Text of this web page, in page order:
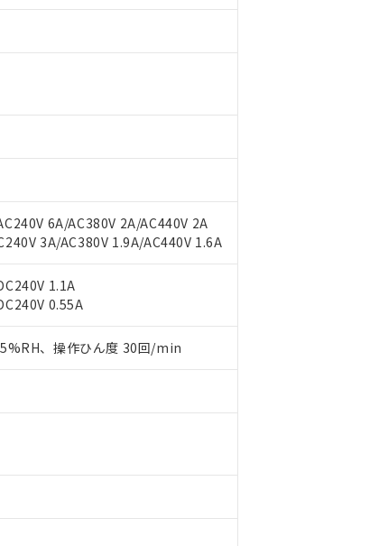
6A/AC380V 2A/AC440V 2A
3A/AC380V 1.9A/AC440V 1.6A
1.1A
0.55A
、操作ひん度 30回/min
商品の当社在庫状況および標準価格(税抜)を提供させていただ
本サービスの対象外となる商品もあることをご了承ください。
記載している更新日時点での社内データに基づき作成されるも
庫および標準価格とは異なる場合があることをご了承くださ
様のお取引先、またはお客様担当のオムロン制御機器販売店・
含有に対応した製品が提供可能な商品です。
に対応した製品に切り替える予定のある商品です。
含有に非対応の商品で、対応品を出す予定はありません。
含有の対応状況を調査中または確認中の商品です。
たものが、含有品と判明した場合などやむを得ず変更すること
ミウム(Cd) 100ppm以下、
以下、フタル酸ブチルベンジル（BBP） 1000ppm以下、フタル酸ジブチ
1000ppm以下
用除外項目は除く。
図的な使用がないことを確認しています。
基準値以下であることを示します。
準値を超えていることを示します。
合わせください。
ム) : 100ppm、
ル類) : 1000ppm、 PBDEs(ポリ臭化ジフェニルエーテル類) : 1000ppm、
為替および外国貿易法に定める商品（以下｢規制貨物等」とい
合は、日本国政府の輸出許可(または役務取引許可)を取得する
に破砕するなど、違法に輸出されないよう必要な手段を講じ
、化学兵器、生物兵器またはその他武器並びにこれらの製造装
場合は、上記1、2および3の内容を当該第三者に通知します。